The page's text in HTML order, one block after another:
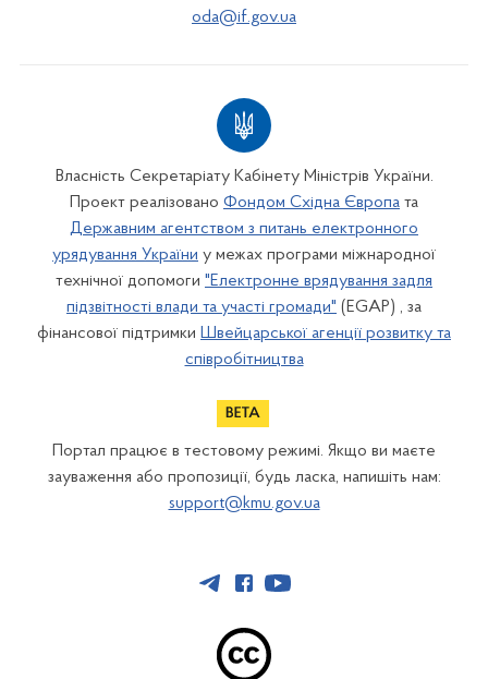
oda@if.gov.ua
Власність Секретаріату Кабінету Міністрів України.
Проект реалізовано Фондом Східна Європа та
Державним агентством з питань електронного
урядування України у межах програми міжнародної
технічної допомоги "Електронне врядування задля
підзвітності влади та участі громади" (EGAP) , за
фінансової підтримки Швейцарської агенції розвитку та
співробітництва
Портал працює в тестовому режимі. Якщо ви маєте
зауваження або пропозиції, будь ласка, напишіть нам:
support@kmu.gov.ua